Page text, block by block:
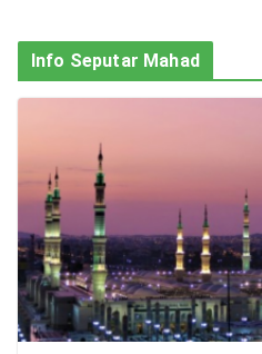
Info Seputar Mahad